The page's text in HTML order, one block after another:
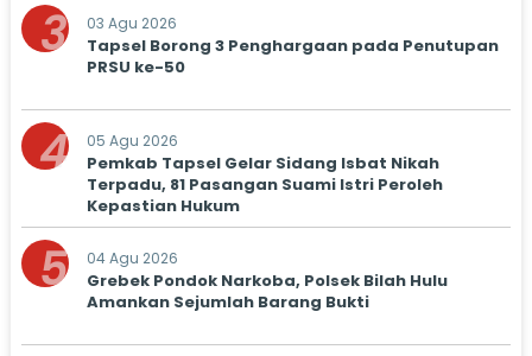
3 03 Agu 2026
Tapsel Borong 3 Penghargaan pada Penutupan
PRSU ke-50
4 05 Agu 2026
Pemkab Tapsel Gelar Sidang Isbat Nikah
Terpadu, 81 Pasangan Suami Istri Peroleh
Kepastian Hukum
5 04 Agu 2026
Grebek Pondok Narkoba, Polsek Bilah Hulu
Amankan Sejumlah Barang Bukti